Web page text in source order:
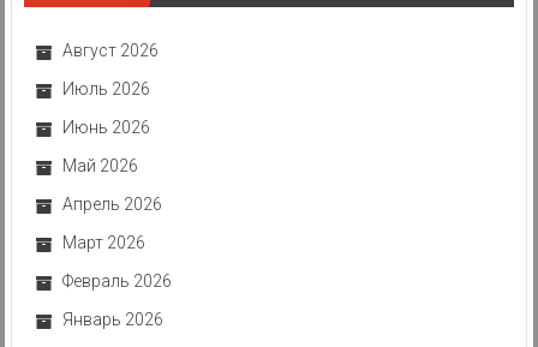
Август 2026
Июль 2026
Июнь 2026
Май 2026
Апрель 2026
Март 2026
Февраль 2026
Январь 2026